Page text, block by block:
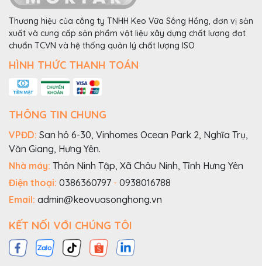
Thương hiệu của công ty TNHH Keo Vữa Sông Hồng, đơn vị sản
xuất và cung cấp sản phẩm vật liệu xây dựng chất lượng đạt
chuẩn TCVN và hệ thống quản lý chất lượng ISO
HÌNH THỨC THANH TOÁN
THÔNG TIN CHUNG
VPĐD: San hô 6-30, Vinhomes Ocean Park 2, Nghĩa Trụ,
Văn Giang, Hưng Yên.
Nhà máy: Thôn Ninh Tập, Xã Châu Ninh, Tỉnh Hưng Yên
Điện thoại: 0386360797 - 0938016788
Email: admin@keovuasonghong.vn
KẾT NỐI VỚI CHÚNG TÔI